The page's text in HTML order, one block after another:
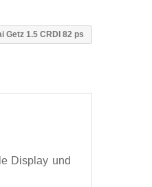
Getz 1.5 CRDI 82 ps
Display und